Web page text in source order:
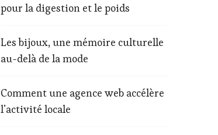
pour la digestion et le poids
Les bijoux, une mémoire culturelle
au-delà de la mode
Comment une agence web accélère
l’activité locale